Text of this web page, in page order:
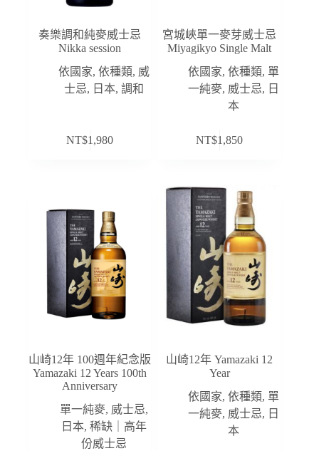
奏樂調和純麥威士忌
Nikka session
依國家,依種類, 威
士忌, 日本,調和
NT$1,980
宮城峽單一麥芽威士忌
Miyagikyo Single Malt
依國家,依種類, 單
一純麥, 威士忌, 日
本
NT$1,850
山崎12年 100週年紀念版
Yamazaki 12 Years 100th
Anniversary
單一純麥, 威士忌,
日本,稀缺｜高年
份威士忌
山崎12年 Yamazaki 12
Year
依國家,依種類, 單
一純麥, 威士忌, 日
本